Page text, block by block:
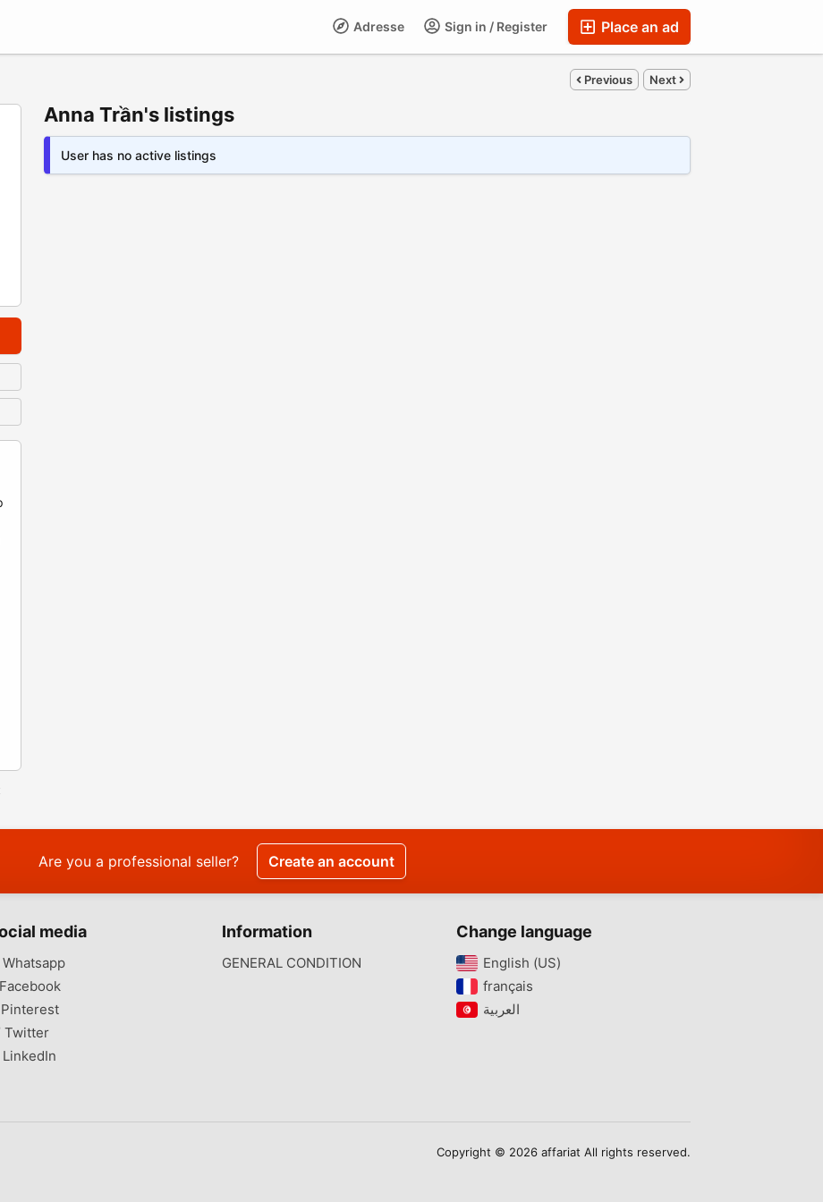
Place an ad
Sign in / Register
Adresse
Previous Next
Anna Trần's listings
User has no active listings
Are you a professional seller? Create an account
media
Whatsapp
Facebook
Pinterest
Twitter
LinkedIn
Information
GENERAL CONDITION
Change language
English (US)‎
français‎
Copyright © 2026 affariat All rights reserved.